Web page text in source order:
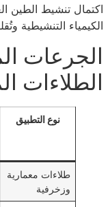
اكتمال تنشيط الطين
الكيمياء التنشيطية
الجرعات
الطلاءات
نوع التطبيق
طلاءات معمارية
وزخرفية